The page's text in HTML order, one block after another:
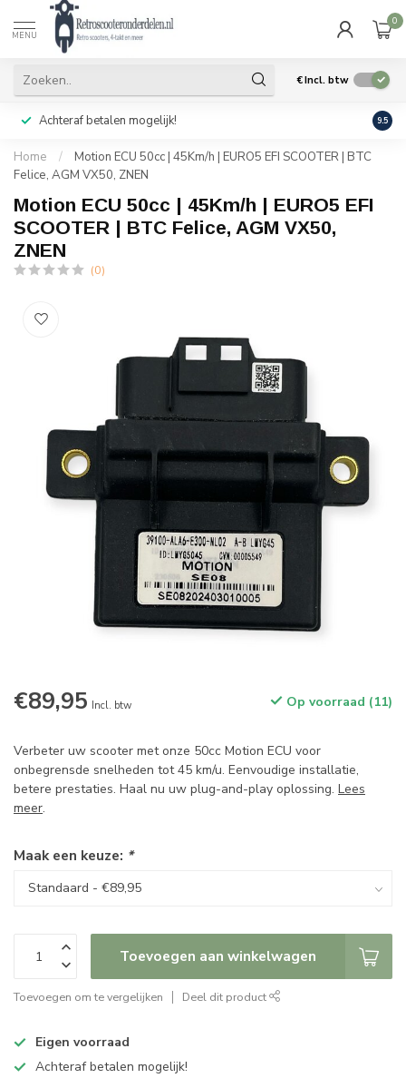
MENU
0
€Incl. btw
Achteraf betalen mogelijk! Geen
9.5
Home /
Motion ECU 50cc | 45Km/h | EURO5 EFI SCOOTER | BTC
Felice, AGM VX50, ZNEN
Motion ECU 50cc | 45Km/h | EURO5 EFI
SCOOTER | BTC Felice, AGM VX50,
ZNEN
(0)
€89,95 Incl. btw Op voorraad (11)
Verbeter uw scooter met onze 50cc Motion ECU voor
onbegrensde snelheden tot 45 km/u. Eenvoudige installatie,
betere prestaties. Haal nu uw plug-and-play oplossing. Lees
meer.
Maak een keuze: *
Toevoegen aan winkelwagen
Toevoegen om te vergelijken Deel dit product
Eigen voorraad
Achteraf betalen mogelijk!